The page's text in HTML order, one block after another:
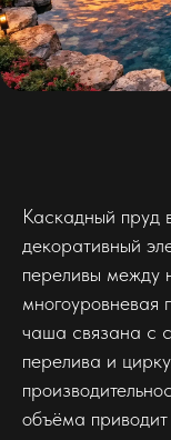
Каскадный пруд
декоративный
переливы между
многоуровневая
чаша связана с
перелива и
объёма приводит